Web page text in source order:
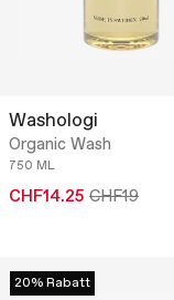
Washologi
Organic Wash
750 ML
CHF14.25 CHF19
20% Rabatt